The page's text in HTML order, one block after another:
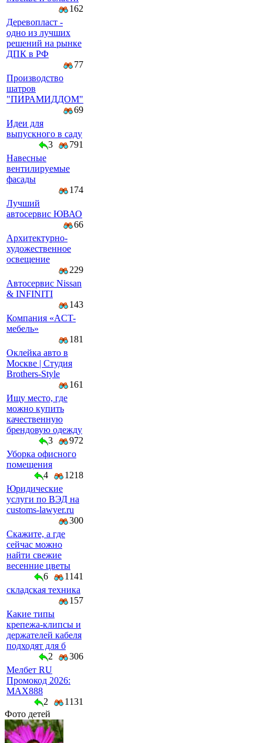
162
Деревопласт -
одно из лучших
решений на рынке
ДПК в РФ
77
Производство
шатров
"ПИРАМИДДОМ"
69
Идеи для
выпускного в саду
3
791
Навесные
вентилируемые
фасады
174
Лучший
автосервис ЮВАО
66
Архитектурно-
художественное
освещение
229
Автосервис Nissan
& INFINITI
143
Компaния «AСT-
мeбeль»
181
Оклейка авто в
Москве | Студия
Brothers-Style
161
Ищу место, где
можно купить
качественную
брендовую одежду
3
972
Уборка офисного
помещения
4
1218
Юридические
услуги по ВЭД на
customs-lawyer.ru
300
Скажите, а где
сейчас можно
найти свежие
весенние цветы
6
1141
складская техника
157
Какие типы
крепежа-клипсы и
держателей кабеля
подходят для б
2
306
Мелбет RU
Промокод 2026:
MAX888
2
1131
Фото детей